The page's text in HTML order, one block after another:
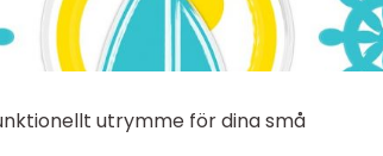
utrymme för dina små